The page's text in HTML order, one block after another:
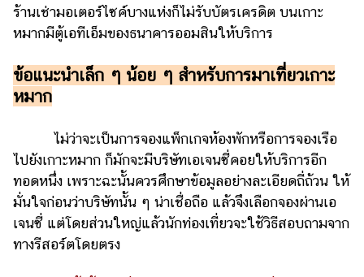
ร้านเช่ามอเตอร์ไซค์บางแห่งก็ไม่รับบัตรเครดิต บนเกาะ
หมากมีตู้เอทีเอ็มของธนาคารออมสินให้บริการ
ข้อแนะนำเล็ก ๆ น้อย ๆ สำหรับการมาเที่ยวเกาะ
หมาก
ไม่ว่าจะเป็นการจองแพ็กเกจห้องพักหรือการจองเรือ
ไปยังเกาะหมาก ก็มักจะมีบริษัทเอเจนซี่คอยให้บริการอีก
ทอดหนึ่ง เพราะฉะนั้นควรศึกษาข้อมูลอย่างละเอียดถี่ถ้วน ให้
มั่นใจก่อนว่าบริษัทนั้น ๆ น่าเชื่อถือ แล้วจึงเลือกจองผ่านเอ
เจนซี่ แต่โดยส่วนใหญ่แล้วนักท่องเที่ยวจะใช้วิธีสอบถามจาก
ทางรีสอร์ตโดยตรง